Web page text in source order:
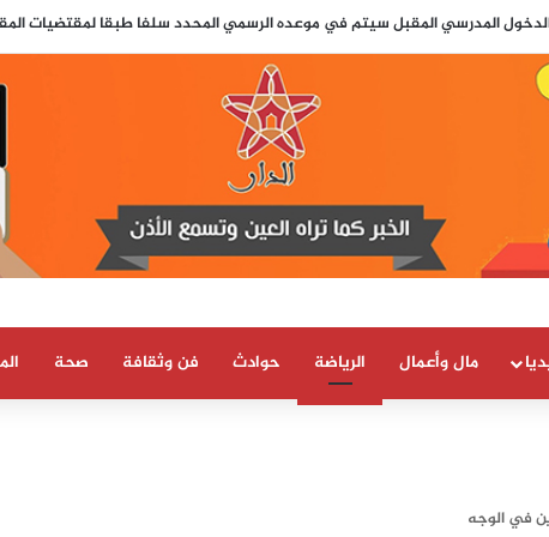
الدخول المدرسي المقبل سیتم في موعده الرسمي المحدد سلفا طبقا لمقتضیات المقرر
مال وأعمال الرياضة حوادث فن وثقافة صحة
في الوجه